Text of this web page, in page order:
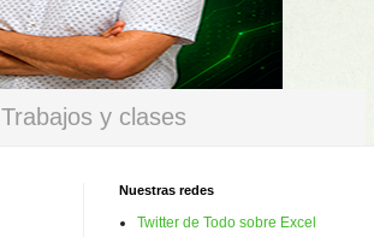
Trabajos y clases
Nuestras redes
Twitter de Todo sobre Excel